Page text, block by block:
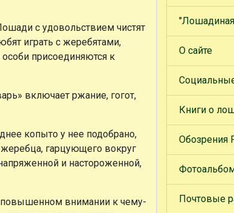
с удовольствием чистят
играть с жеребятами,
присоединяются к
включает ржание, гогот,
копыто у нее подобрано,
гарцующего вокруг
и настороженной,
внимании к чему-
О сайте
Книги о
Обозрения
Почтовые